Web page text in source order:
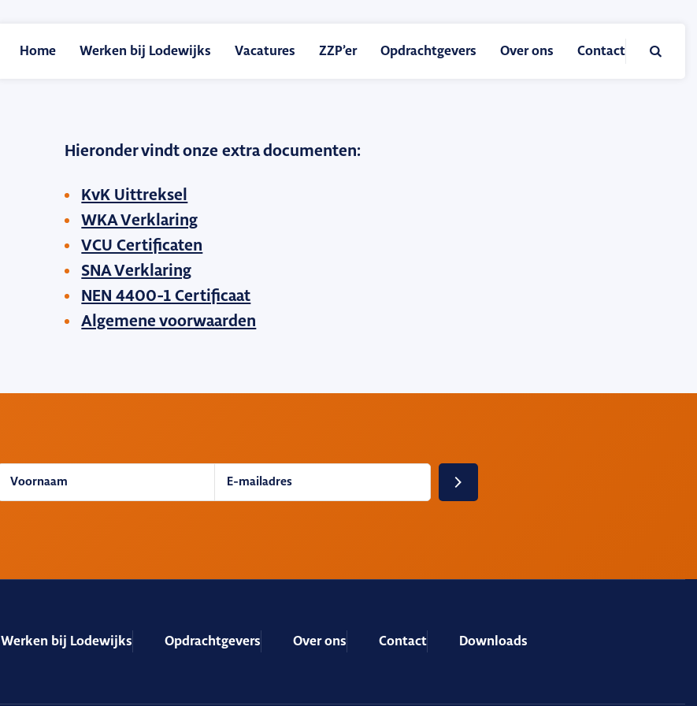
Home Werken bij Lodewijks Vacatures ZZP’er Opdrachtgevers Over ons Contact 
Hieronder vindt onze extra documenten:
KvK Uittreksel
WKA Verklaring
VCU Certificaten
SNA Verklaring
NEN 4400-1 Certificaat
Algemene voorwaarden
Werken bij Lodewijks Opdrachtgevers Over ons Contact Downloads